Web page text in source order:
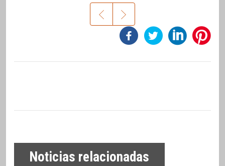
Noticias relacionadas